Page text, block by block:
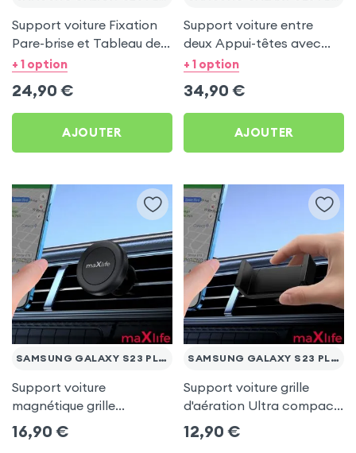
Support voiture Fixation
Pare-brise et Tableau de
bord pour Samsung
+ 1 option
24,90 €
AJOUTER
Support voiture entre
deux Appui-têtes avec
Tête rotative à 360° pour
+ 1 option
34,90 €
AJOUTER
SAMSUNG GALAXY S23 PLUS
Support voiture
magnétique grille
d'aération - maXlife pour
Samsung Galaxy S23 Plus
16,90 €
SAMSUNG GALAXY S23 PLUS
Support voiture grille
d'aération Ultra compact
pour Samsung Galaxy S23
Plus
12,90 €